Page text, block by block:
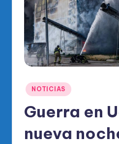
di
o
O
al
Publicado
en
NOTICIAS
Guerra en
nueva